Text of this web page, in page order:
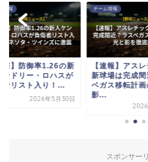
情報
撃】防御率1.26の新
ンドリー・ロハスが
者リスト入り！...
2026年5月30日
チーム情報
【速報】アス
新球場は完成間
ベガス移転計画
影...
スポンサー